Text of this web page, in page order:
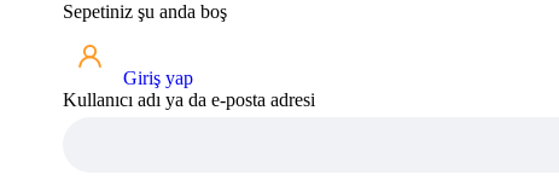
Sepetiniz şu anda boş
Giriş yap
Kullanıcı adı ya da e-posta adresi